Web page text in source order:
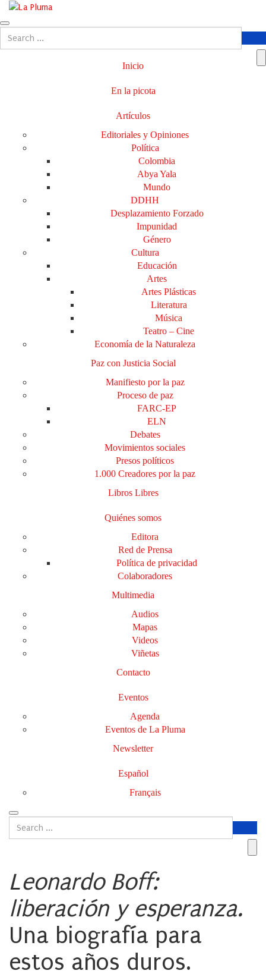
Inicio
En la picota
Artículos
Editoriales y Opiniones
Política
Colombia
Abya Yala
Mundo
DDHH
Desplazamiento Forzado
Impunidad
Género
Cultura
Educación
Artes
Artes Plásticas
Literatura
Música
Teatro – Cine
Economía de la Naturaleza
Paz con Justicia Social
Manifiesto por la paz
Proceso de paz
FARC-EP
ELN
Debates
Movimientos sociales
Presos políticos
1.000 Creadores por la paz
Libros Libres
Quiénes somos
Editora
Red de Prensa
Política de privacidad
Colaboradores
Multimedia
Audios
Mapas
Videos
Viñetas
Contacto
Eventos
Agenda
Eventos de La Pluma
Newsletter
Español
Français
Leonardo Boff:
liberación y esperanza.
Una biografía para
estos años duros.